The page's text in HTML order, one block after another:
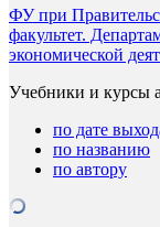
ФУ при
факультет.
экономической
Учебники и курсы
по дате
по названию
по автору